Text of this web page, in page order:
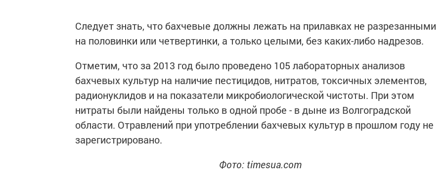
Следует знать, что бахчевые должны лежать на прилавках не разрезанными
на половинки или четвертинки, а только целыми, без каких-либо надрезов.
Отметим, что за 2013 год было проведено 105 лабораторных анализов
бахчевых культур на наличие пестицидов, нитратов, токсичных элементов,
радионуклидов и на показатели микробиологической чистоты. При этом
нитраты были найдены только в одной пробе - в дыне из Волгоградской
области. Отравлений при употреблении бахчевых культур в прошлом году не
зарегистрировано.
Фото: timesua.com